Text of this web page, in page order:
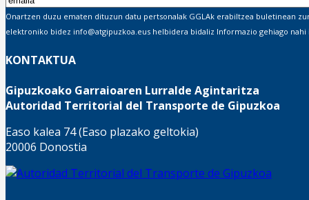
Onartzen duzu ematen dituzun datu pertsonalak GGLAk erabiltzea buletinean
elektroniko bidez info@atgipuzkoa.eus helbidera bidaliz Informazio gehiago nahi
KONTAKTUA
Gipuzkoako Garraioaren Lurralde Agintaritza
Autoridad Territorial del Transporte de Gipuzkoa
Easo kalea 74 (Easo plazako geltokia)
20006 Donostia